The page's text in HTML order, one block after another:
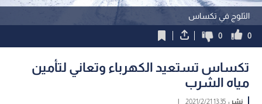
الثلوج في تكساس
0
0
تكساس تستعيد الكهرباء وتعاني لتأمين
مياه الشرب
نشر :13:35 2021/2/21
|